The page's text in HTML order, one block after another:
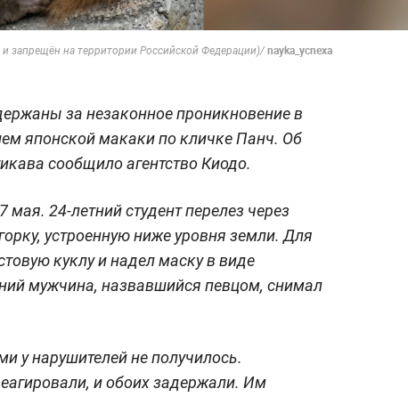
запрещён на территории Российской Федерации)/ nayka_ycnexa
за незаконное проникновение в
японской макаки по кличке Панч. Об
сообщило агентство Киодо.
24-летний студент перелез через
устроенную ниже уровня земли. Для
куклу и надел маску в виде
мужчина, назвавшийся певцом, снимал
у нарушителей не получилось.
и обоих задержали. Им